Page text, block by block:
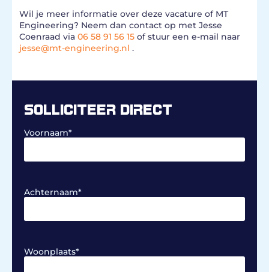
Wil je meer informatie over deze vacature of MT
Engineering? Neem dan contact op met Jesse
Coenraad via 06 58 91 56 15 of stuur een e-mail naar
jesse@mt-engineering.nl .
SOLLICITEER DIRECT
Voornaam*
Achternaam*
Woonplaats*